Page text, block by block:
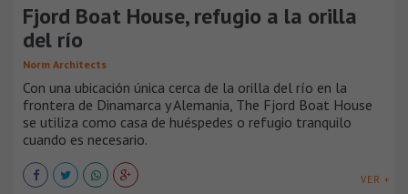
Fjord Boat House, refugio a la orilla
del río
Norm Architects
Con una ubicación única cerca de la orilla del río en la
frontera de Dinamarca y Alemania, The Fjord Boat House
se utiliza como casa de huéspedes o refugio tranquilo
cuando es necesario.
VER +